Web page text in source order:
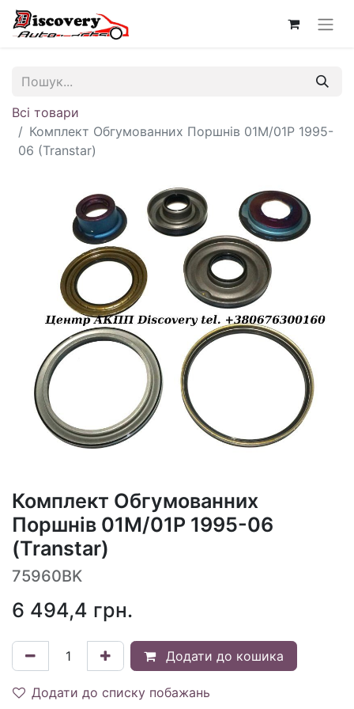
Всі товари
Комплект Обгумованних Поршнів 01M/01P 1995-
06 (Transtar)
Комплект Обгумованних
Поршнів 01M/01P 1995-06
(Transtar)
75960BK
6 494,4 грн.
Додати до кошика
Додати до списку побажань